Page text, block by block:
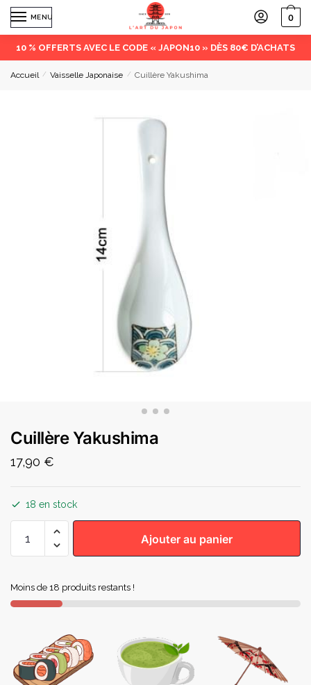
MENU 0
10 % OFFERTS AVEC LE CODE « JAPON10 » DÈS 80€ D’ACHATS
Accueil / Vaisselle Japonaise / Cuillère Yakushima
Cuillère Yakushima
17,90 €
18 en stock
Ajouter au panier
Moins de 18 produits restants !